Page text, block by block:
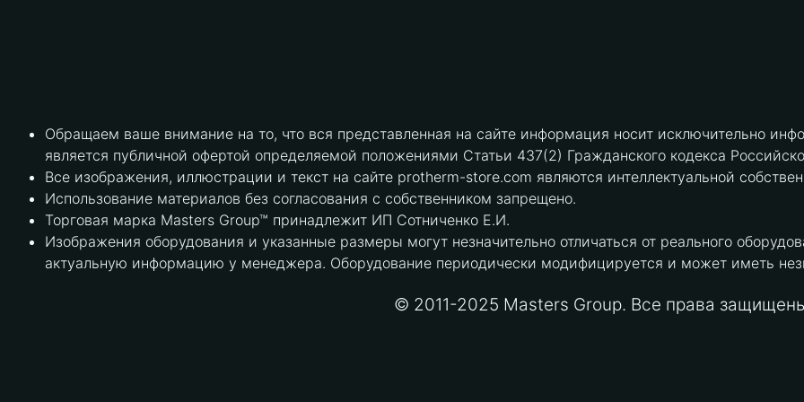
Обращаем ваше внимание на то, что вся представленная на сайте информация носит исключительно
является публичной офертой определяемой положениями Статьи 437(2) Гражданского кодекса
Все изображения, иллюстрации и текст на сайте protherm-store.com являются интеллектуальной
Использование материалов без согласования с собственником запрещено.
Торговая марка Masters Group™ принадлежит ИП Сотниченко Е.И.
Изображения оборудования и указанные размеры могут незначительно отличаться от реального
актуальную информацию у менеджера. Оборудование периодически модифицируется и может иметь
© 2011-2025 Masters Group. Все права